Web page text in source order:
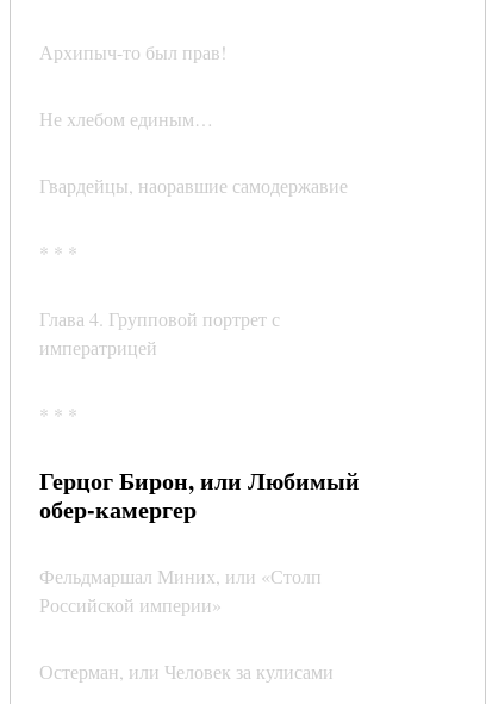
Архипыч-то был прав!
Не хлебом единым…
Гвардейцы, наоравшие самодержавие
* * *
Глава 4. Групповой портрет с
императрицей
* * *
Герцог Бирон, или Любимый
обер-камергер
Фельдмаршал Миних, или «Столп
Российской империи»
Остерман, или Человек за кулисами